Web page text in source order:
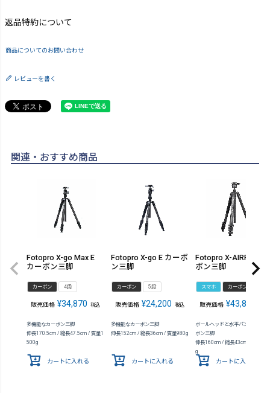
返品特約について
商品についてのお問い合わせ
レビューを書く
関連・おすすめ商品
Fotopro X-go Max E
カーボン三脚
カーボン 4段
販売価格 ¥34,870 税込
多機能なカーボン三脚
伸長170.5cm / 縮長47.5cm / 質量1
500g
カートに入れる
Fotopro X-go E カーボ
ン三脚
カーボン 5段
販売価格 ¥24,200 税込
多機能なカーボン三脚
伸長152cm / 縮長36cm / 質量980g
カートに入れる
Fotopro X-AIRFLY カ
ボン三脚
スマホ カーボン
販売価格 ¥43,890
ボールヘッドと水平パン搭載のカ
ボン三脚
伸長160cm / 縮長43cm / 質量
g
カートに入れる